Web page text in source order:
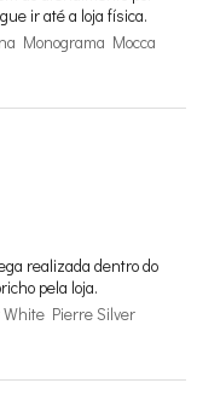
ir até a loja física.
Monograma Mocca
realizada dentro do
pela loja.
Pierre Silver